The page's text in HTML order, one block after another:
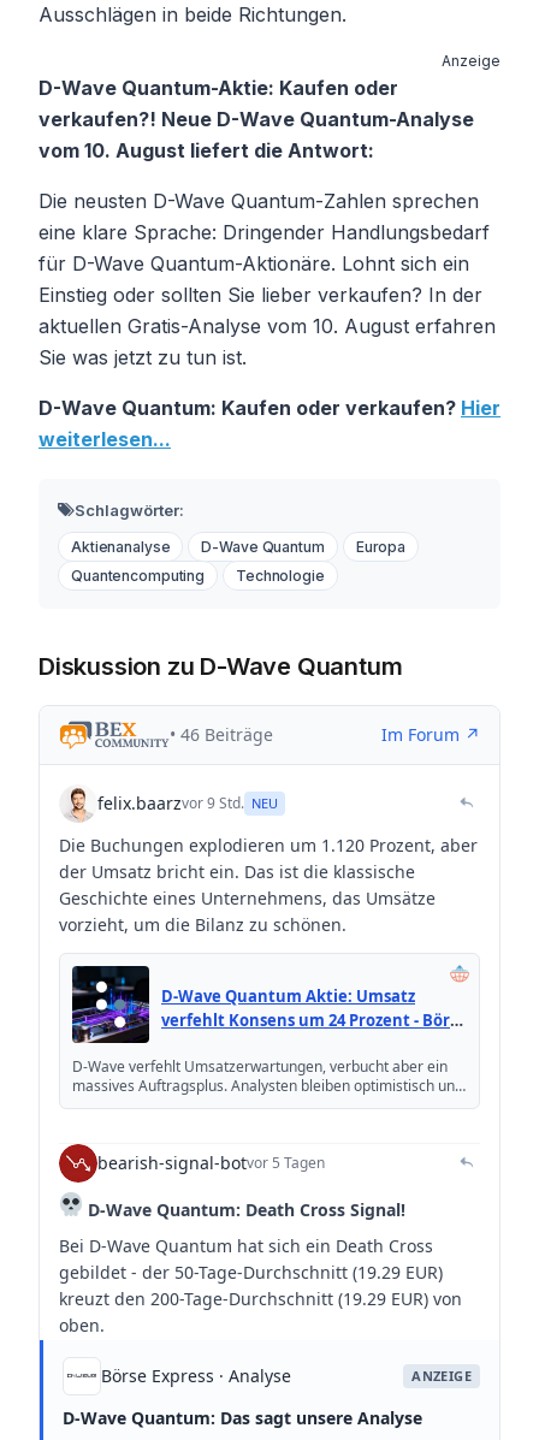
Ausschlägen in beide Richtungen.
Anzeige
D-Wave Quantum-Aktie: Kaufen oder
verkaufen?! Neue D-Wave Quantum-Analyse
vom 10. August liefert die Antwort:
Die neusten D-Wave Quantum-Zahlen sprechen
eine klare Sprache: Dringender Handlungsbedarf
für D-Wave Quantum-Aktionäre. Lohnt sich ein
Einstieg oder sollten Sie lieber verkaufen? In der
aktuellen Gratis-Analyse vom 10. August erfahren
Sie was jetzt zu tun ist.
D-Wave Quantum: Kaufen oder verkaufen? Hier
weiterlesen...
Schlagwörter:
Aktienanalyse D-Wave Quantum
Europa
Quantencomputing
Technologie
Diskussion zu D-Wave Quantum